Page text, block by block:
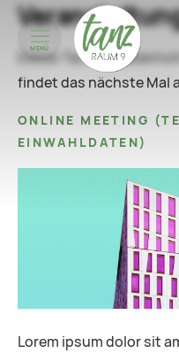
MENÜ
Dieser Termin
findet das nächste Mal
ONLINE MEETING (
EINWAHLDATEN)
Lorem ipsum dolor sit